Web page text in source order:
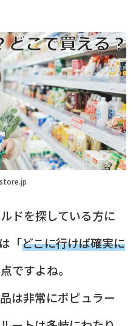
ドを探している方に
「どこに行けば確実に
ですよね。
は非常にポピュラー